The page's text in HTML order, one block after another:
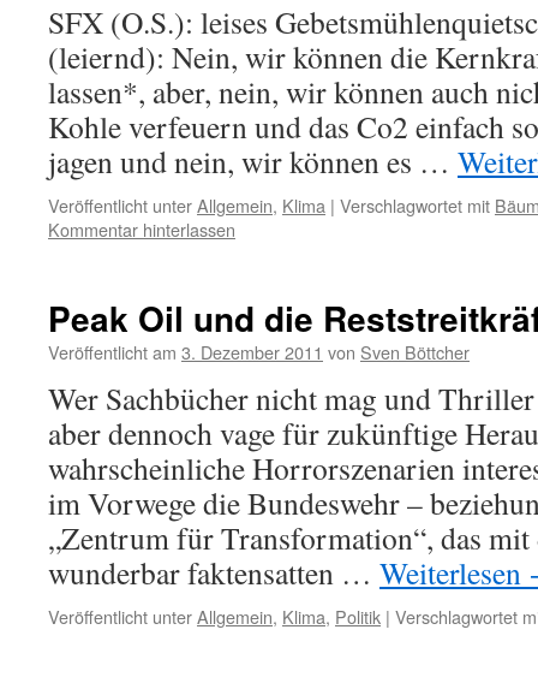
SFX (O.S.): leises
(leiernd): Nein, wir können die
lassen*, aber, nein, wir können auch
Kohle verfeuern und das Co2 einfach
jagen und nein, wir können es …
Veröffentlicht unterAllgemein, Klima | Verschlagwortet mit
Kommentar hinterlassen
Peak Oil und die
Veröffentlicht am 3. Dezember 2011 von Sven Böttcher
Wer Sachbücher nicht mag und
aber dennoch vage für zukünftige
wahrscheinliche Horrorszenarien
im Vorwege die Bundeswehr –
„Zentrum für Transformation“, das mit
wunderbar faktensatten … Weiterlesen
Veröffentlicht unterAllgemein, Klima, Politik | Verschlagwortet